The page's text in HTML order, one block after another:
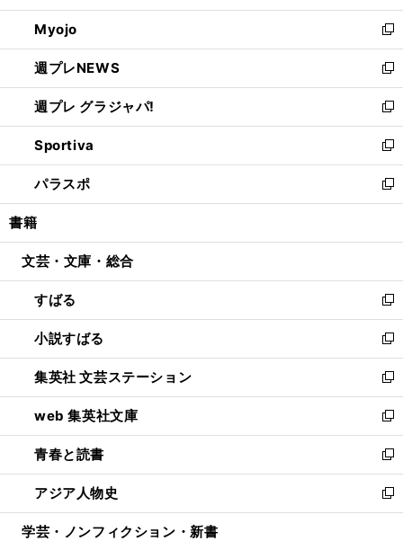
開
く
ウ
で
開
く
ン
ド
ウ
で
開
く
ウ
ィ
ン
ド
ウ
で
開
く
Myojo
新
し
い
ウ
ィ
ン
ド
ウ
で
開
週プレNEWS
新
し
い
ウ
ィ
ン
ド
ウ
開
週プレ グラジャパ!
新
し
い
ウ
ィ
ン
ウ
開
く
Sportiva
新
し
い
ウ
ン
ウ
で
開
く
パラスポ
新
し
ウ
ン
ド
ウ
で
開
く
書籍
文芸・文庫・総合
すばる
新
し
い
ウ
ィ
ン
ド
ウ
で
開
く
小説すばる
新
し
い
ウ
ィ
ン
ド
ウ
で
開
集英社 文芸ステーション
新
し
い
ウ
ィ
ン
ド
ウ
web 集英社文庫
新
し
い
ウ
ィ
ン
青春と読書
新
し
い
ウ
アジア人物史
新
し
学芸・ノンフィクション・新書